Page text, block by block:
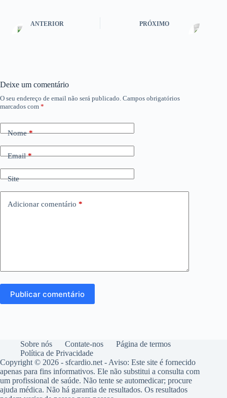
ANTERIOR PRÓXIMO
Deixe um comentário
O seu endereço de email não será publicado. Campos obrigatórios
marcados com *
Nome*
Email*
Site
Adicionar comentário *
Publicar comentário
Sobre nós Contate-nos
Página de termos
Política de Privacidade
Copyright © 2026 - sfcardio.net - Aviso: Este site é fornecido
apenas para fins informativos. Ele não substitui a consulta com
um profissional de saúde. Não tente se automedicar; procure
ajuda médica. Não há garantia de resultados. Os resultados